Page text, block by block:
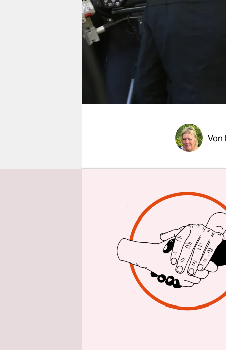
veranstaltungen
shop
fragen & hilfe
unterstützen
genossenschaft
Von
die von
Melanie
reden.
Ein
Dienste
einer
Detlef